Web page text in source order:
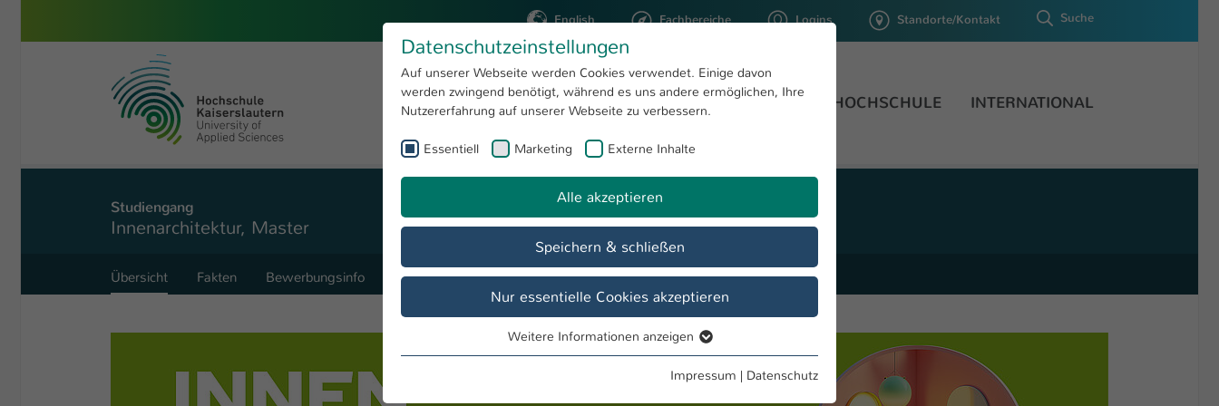
English Fachbereiche Logins Standorte/Kontakt Suche
Hochschule Kaiserslautern
STUDIUM FORSCHUNG HOCHSCHULE INTERNATIONAL
Sie sind hier:
Bauen und Gestalten Innenarchitektur Master Innenarchitektur
Studiengang
Innenarchitektur, Master
Übersicht Fakten Bewerbungsinfo Berufsbild
Datenschutzeinstellungen
Auf unserer Webseite werden Cookies verwendet. Einige davon
werden zwingend benötigt, während es uns andere ermöglichen, Ihre
Nutzererfahrung auf unserer Webseite zu verbessern.
Essentiell Marketing Externe Inhalte
Alle akzeptieren
Speichern & schließen
Nur essentielle Cookies akzeptieren
Essentielle Cookies werden für grundlegende Funktionen der
Weitere Informationen anzeigen
Impressum | Datenschutz